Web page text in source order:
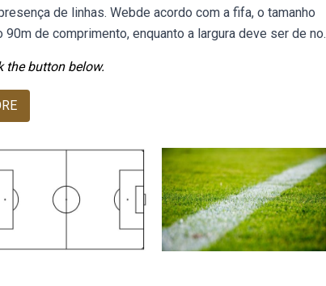
de linhas. Webde acordo com a fifa, o tamanho
de comprimento, enquanto a largura deve ser de no.
the button below.